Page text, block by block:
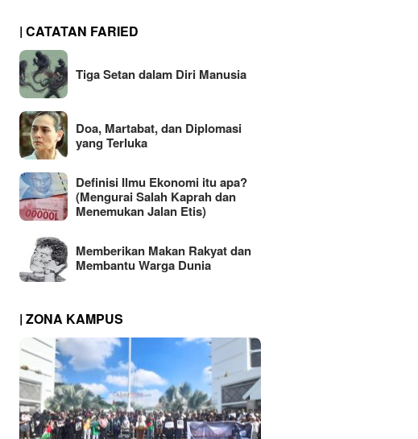
| CATATAN FARIED
Tiga Setan dalam Diri Manusia
Doa, Martabat, dan Diplomasi
yang Terluka
Definisi Ilmu Ekonomi itu apa?
(Mengurai Salah Kaprah dan
Menemukan Jalan Etis)
Memberikan Makan Rakyat dan
Membantu Warga Dunia
| ZONA KAMPUS